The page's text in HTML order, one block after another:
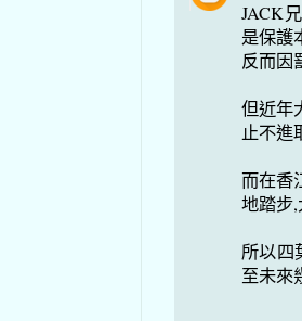
JACK
是保護
反而因
但近年
止不進
而在香
地踏步
所以四
至未來